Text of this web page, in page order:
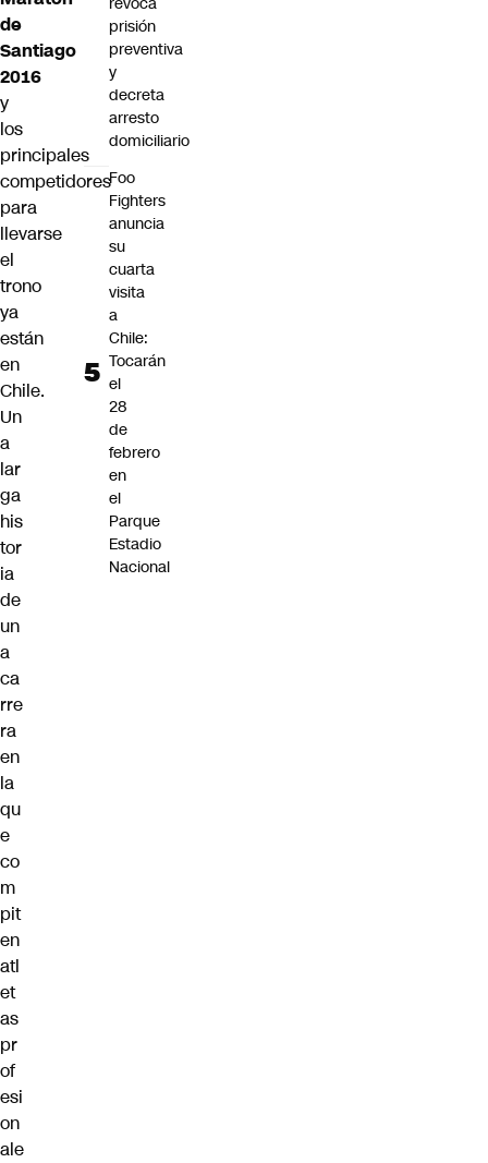
de
Santiago
2016
y
los
principales
competidores
para
llevarse
el
trono
ya
están
en
Chile.
Un
a
lar
ga
his
tor
ia
de
un
a
ca
rre
ra
en
la
qu
e
co
m
pit
en
atl
et
as
pr
of
esi
on
ale
prisión
preventiva
y
decreta
arresto
domiciliario
Foo
Fighters
anuncia
su
cuarta
visita
a
Chile:
Tocarán
el
28
de
febrero
en
el
Parque
Estadio
Nacional